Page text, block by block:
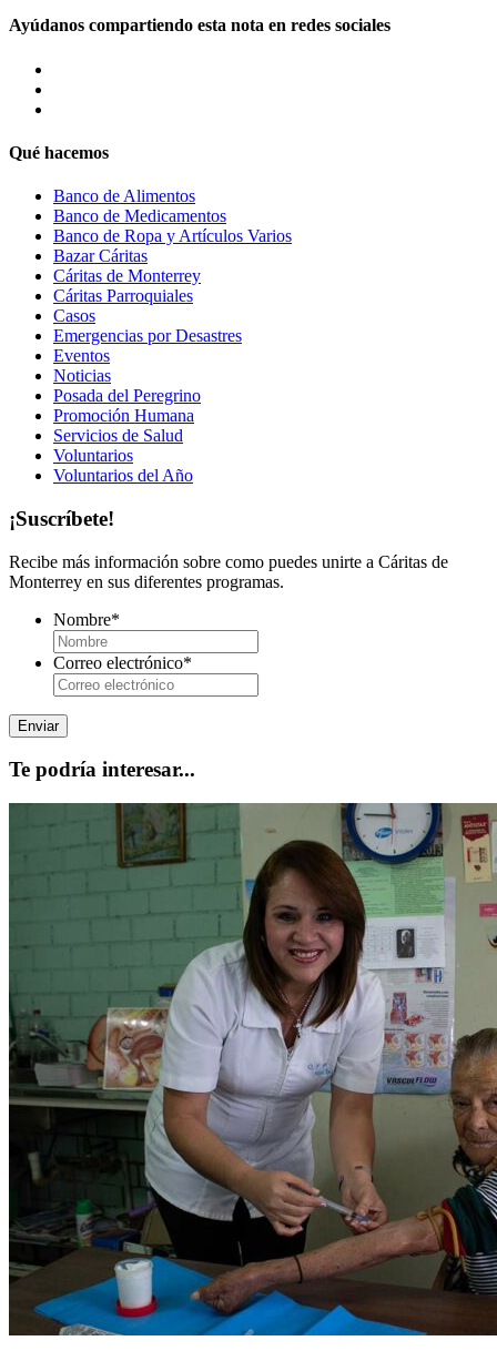
Ayúdanos compartiendo esta nota en redes sociales
Qué hacemos
Banco de Alimentos
Banco de Medicamentos
Banco de Ropa y Artículos Varios
Bazar Cáritas
Cáritas de Monterrey
Cáritas Parroquiales
Casos
Emergencias por Desastres
Eventos
Noticias
Posada del Peregrino
Promoción Humana
Servicios de Salud
Voluntarios
Voluntarios del Año
¡Suscríbete!
Recibe más información sobre como puedes unirte a Cáritas de
Monterrey en sus diferentes programas.
Nombre*
Correo electrónico*
Te podría interesar...